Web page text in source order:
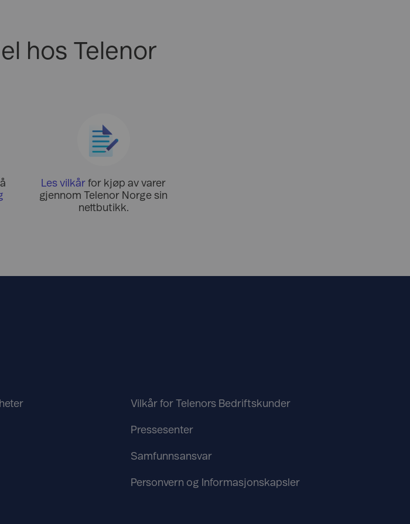
hos Telenor
Les vilkår for kjøp av varer
gjennom Telenor Norge sin
nettbutikk.
Vilkår for Telenors Bedriftskunder
Pressesenter
Samfunnsansvar
Personvern og Informasjonskapsler